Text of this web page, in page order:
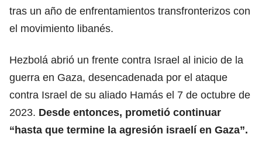
tras un año de enfrentamientos transfronterizos con
el movimiento libanés.
Hezbolá abrió un frente contra Israel al inicio de la
guerra en Gaza, desencadenada por el ataque
contra Israel de su aliado Hamás el 7 de octubre de
2023. Desde entonces, prometió continuar
“hasta que termine la agresión israelí en Gaza”.